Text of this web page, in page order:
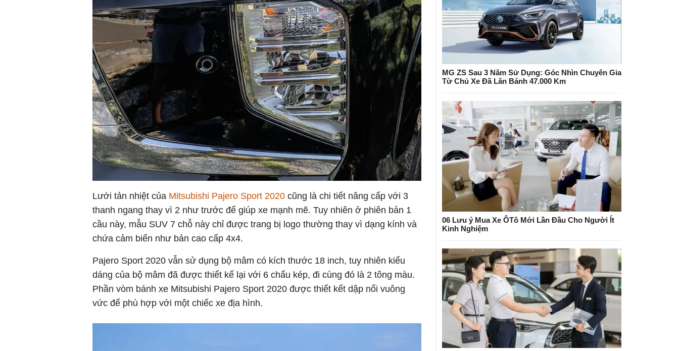
Lưới tản nhiệt của Mitsubishi Pajero Sport 2020 cũng là chi tiết nâng cấp với 3
thanh ngang thay vì 2 như trước để giúp xe mạnh mẽ. Tuy nhiên ở phiên bản 1
cầu này, mẫu SUV 7 chỗ này chỉ được trang bị logo thường thay vì dạng kính và
chứa cảm biến như bản cao cấp 4x4.
Pajero Sport 2020 vẫn sử dụng bộ mâm có kích thước 18 inch, tuy nhiên kiểu
dáng của bộ mâm đã được thiết kế lại với 6 chấu kép, đi cùng đó là 2 tông màu.
Phần vòm bánh xe Mitsubishi Pajero Sport 2020 được thiết kết dập nổi vuông
vức để phù hợp với một chiếc xe địa hình.
MG ZS Sau 3 Năm Sử Dụng: Góc Nhìn Chuyên Gia
Từ Chủ Xe Đã Lăn Bánh 47.000 Km
06 Lưu ý Mua Xe ÔTô Mới Lần Đầu Cho Người Ít
Kinh Nghiệm